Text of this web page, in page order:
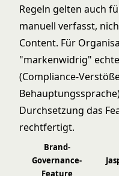
Regeln gelten auch
manuell verfasst,
Content. Für
"markenwidrig"
(Compliance-
Durchsetzung das
rechtfertigt.
Brand-
Governance-
Feature